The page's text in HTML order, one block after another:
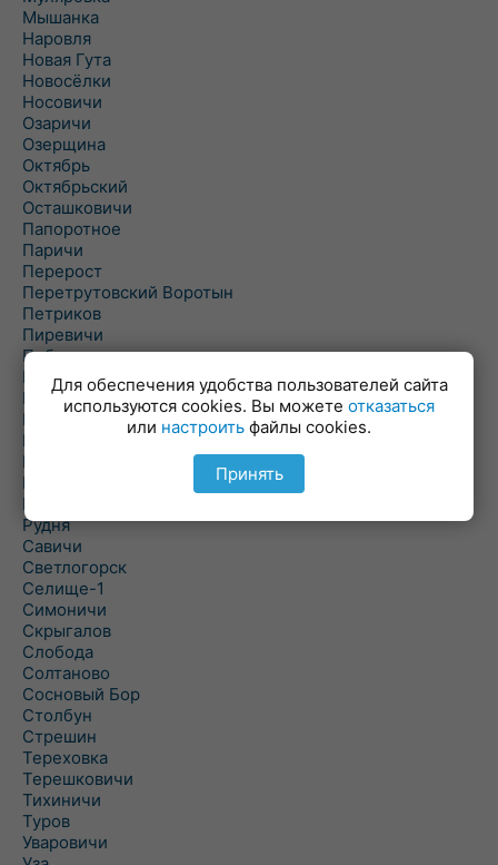
Мышанка
Наровля
Новая Гута
Новосёлки
Носовичи
Озаричи
Озерщина
Октябрь
Октябрьский
Осташковичи
Папоротное
Паричи
Перерост
Перетрутовский Воротын
Петриков
Пиревичи
Поболово
Поколюбичи
Полесье
Птичь
Речица
Ровенская Слобода
Рогачев
Рогинь
Рудня
Савичи
Светлогорск
Селище-1
Симоничи
Скрыгалов
Слобода
Солтаново
Сосновый Бор
Столбун
Стрешин
Тереховка
Терешковичи
Тихиничи
Туров
Уваровичи
Для обеспечения удобства пользователей сайта
используются cookies. Вы можете отказаться
или настроить файлы cookies.
Принять